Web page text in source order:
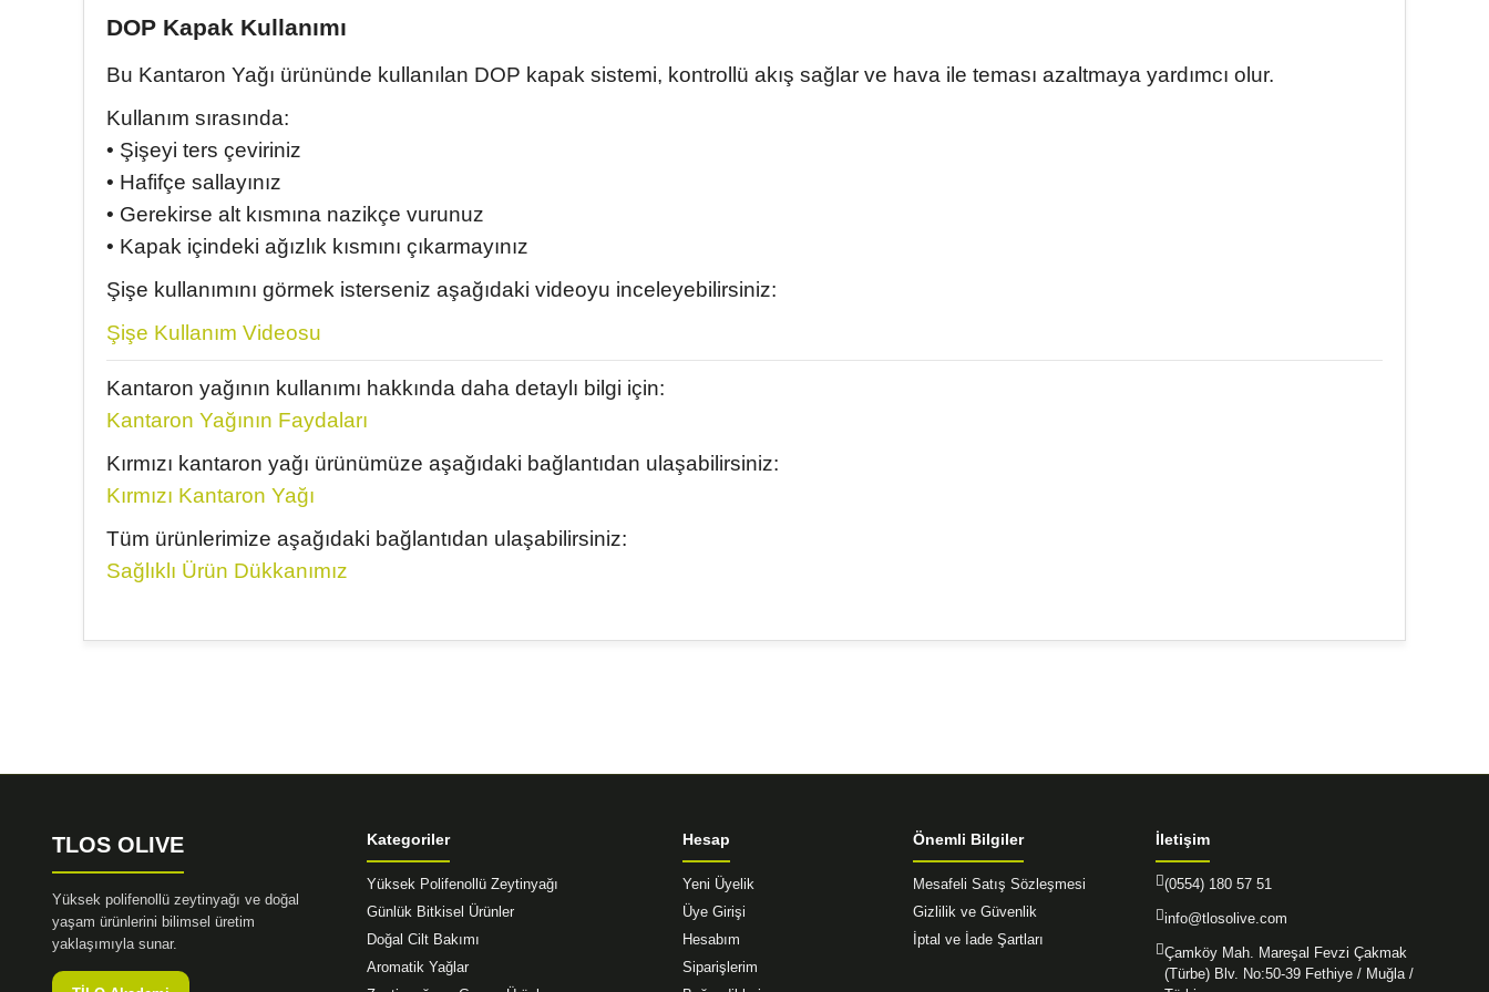
DOP Kapak Kullanımı
Bu Kantaron Yağı ürününde kullanılan DOP kapak sistemi, kontrollü akış sağlar ve hava ile teması azaltmaya yardımcı olur.
Kullanım sırasında:
• Şişeyi ters çeviriniz
• Hafifçe sallayınız
• Gerekirse alt kısmına nazikçe vurunuz
• Kapak içindeki ağızlık kısmını çıkarmayınız
Şişe kullanımını görmek isterseniz aşağıdaki videoyu inceleyebilirsiniz:
Şişe Kullanım Videosu
Kantaron yağının kullanımı hakkında daha detaylı bilgi için:
Kantaron Yağının Faydaları
Kırmızı kantaron yağı ürünümüze aşağıdaki bağlantıdan ulaşabilirsiniz:
Kırmızı Kantaron Yağı
Tüm ürünlerimize aşağıdaki bağlantıdan ulaşabilirsiniz:
Sağlıklı Ürün Dükkanımız
Bu ürünün fiyat bilgisi, resim, ürün açıklamalarında ve diğer konularda yetersiz gördüğünüz noktaları öneri formunu kullanarak tarafımıza iletebilirsiniz.
Bu ürüne benzer farklı alternatifler olmalı.
TLOS OLIVE
Yüksek polifenollü zeytinyağı ve doğal
yaşam ürünlerini bilimsel üretim
yaklaşımıyla sunar.
Kategoriler
Yüksek Polifenollü Zeytinyağı
Günlük Bitkisel Ürünler
Doğal Cilt Bakımı
Aromatik Yağlar
Hesap
Yeni Üyelik
Üye Girişi
Hesabım
Siparişlerim
Önemli Bilgiler
Mesafeli Satış Sözleşmesi
Gizlilik ve Güvenlik
İptal ve İade Şartları
İletişim
(0554) 180 57 51
info@tlosolive.com
Çamköy Mah. Mareşal Fevzi Çakmak
(Türbe) Blv. No:50-39 Fethiye / Muğla /